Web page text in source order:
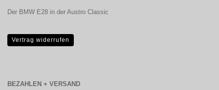
Der BMW E28 in der Austro Classic
Vertrag widerrufen
BEZAHLEN + VERSAND